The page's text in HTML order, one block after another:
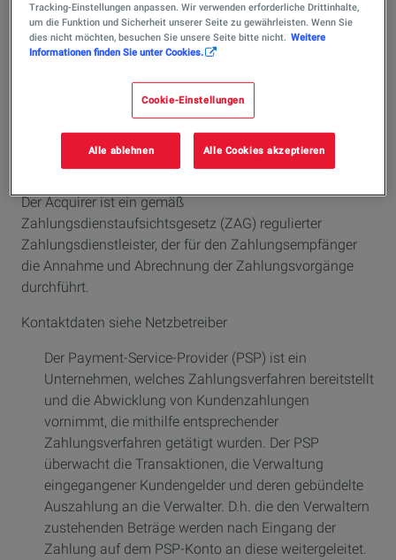
Hotline: 01806 22558800*
Telefax: 01806 22558899*
E-Mail:info@telecash.de
*Erreichbarkeit der Hotline:
Mo - Fr. 8.00 bis 18.00 Uhr
(Feiertage ausgenommen)
Der Acquirer ist ein gemäß
Zahlungsdienstaufsichtsgesetz (ZAG) regulierter
Zahlungsdienstleister, der für den Zahlungsempfänger
die Annahme und Abrechnung der Zahlungsvorgänge
durchführt.
Kontaktdaten siehe Netzbetreiber
Der Payment-Service-Provider (PSP) ist ein
Unternehmen, welches Zahlungsverfahren bereitstellt
und die Abwicklung von Kundenzahlungen
vornimmt, die mithilfe entsprechender
Zahlungsverfahren getätigt wurden. Der PSP
überwacht die Transaktionen, die Verwaltung
eingegangener Kundengelder und deren gebündelte
Auszahlung an die Verwalter. D.h. die den Verwaltern
zustehenden Beträge werden nach Eingang der
Zahlung auf dem PSP-Konto an diese weitergeleitet.
Tracking-Einstellungen anpassen. Wir verwenden erforderliche Drittinhalte,
um die Funktion und Sicherheit unserer Seite zu gewährleisten. Wenn Sie
dies nicht möchten, besuchen Sie unsere Seite bitte nicht. Weitere
Informationen finden Sie unter Cookies.
Cookie-Einstellungen
Alle ablehnen Alle Cookies akzeptieren